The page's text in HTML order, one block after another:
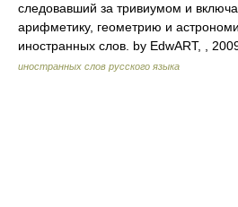
следовавший за тривиумом и
арифметику, геометрию и
иностранных слов. by EdwART, ,
иностранных слов русского языка